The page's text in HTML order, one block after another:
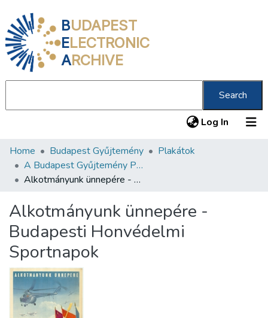
BUDAPEST
ELECTRONIC
ARCHIVE
Search
Log In (current)
Communities & Collections
All of DSpace
About us
Home Budapest Gyűjtemény
Plakátok
A Budapest Gyűjtemény Plakáttárának plakátjai
Alkotmányunk ünnepére - Budapesti Honvédelmi Sportnapok
Alkotmányunk ünnepére -
Budapesti Honvédelmi
Sportnapok